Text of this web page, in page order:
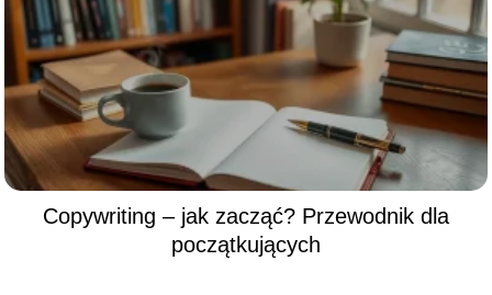
Copywriting – jak zacząć? Przewodnik dla
początkujących